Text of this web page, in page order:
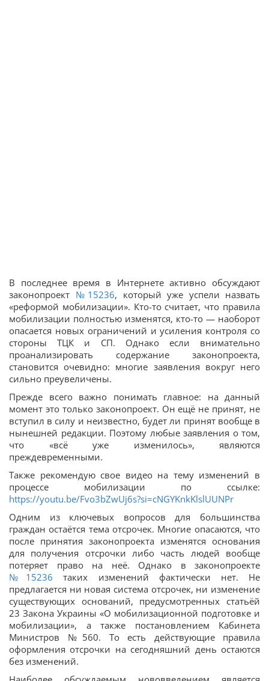
В последнее время в Интернете активно обсуждают
законопроект №15236, который уже успели назвать
«реформой мобилизации». Кто-то считает, что правила
мобилизации полностью изменятся, кто-то — наоборот
опасается новых ограничений и усиления контроля со
стороны ТЦК и СП. Однако если внимательно
проанализировать содержание законопроекта,
становится очевидно: многие заявления вокруг него
сильно преувеличены.
Прежде всего важно понимать главное: на данный
момент это только законопроект. Он ещё не принят, не
вступил в силу и неизвестно, будет ли принят вообще в
нынешней редакции. Поэтому любые заявления о том,
что «всё уже изменилось», являются
преждевременными.
Также рекомендую свое видео на тему изменений в
процессе мобилизации по ссылке:
https://youtu.be/Fvo3bZwUj6s?si=cNGYKnkKlslUUNPr
Одним из ключевых вопросов для большинства
граждан остаётся тема отсрочек. Многие опасаются, что
после принятия законопроекта изменятся основания
для получения отсрочки либо часть людей вообще
потеряет право на неё. Однако в законопроекте
№15236 таких изменений фактически нет. Не
предлагается ни новая система отсрочек, ни изменение
существующих оснований, предусмотренных статьёй
23 Закона Украины «О мобилизационной подготовке и
мобилизации», а также постановлением Кабинета
Министров №560. То есть действующие правила
оформления отсрочки на сегодняшний день остаются
без изменений.